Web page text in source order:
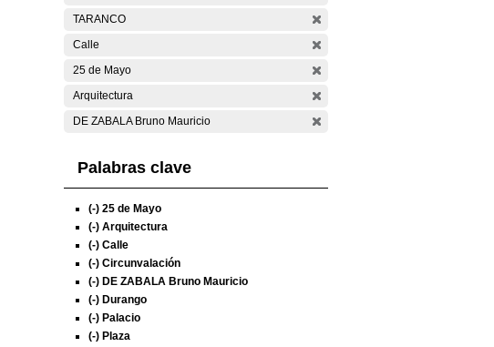
TARANCO
Calle
25 de Mayo
Arquitectura
DE ZABALA Bruno Mauricio
Palabras clave
(-) 25 de Mayo
(-) Arquitectura
(-) Calle
(-) Circunvalación
(-) DE ZABALA Bruno Mauricio
(-) Durango
(-) Palacio
(-) Plaza